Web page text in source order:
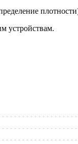
устройствам.